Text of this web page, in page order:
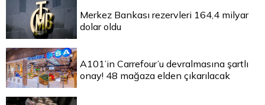
Merkez Bankası rezervleri 164,4 milyar
dolar oldu
A101’in Carrefour’u devralmasına şartlı
onay! 48 mağaza elden çıkarılacak